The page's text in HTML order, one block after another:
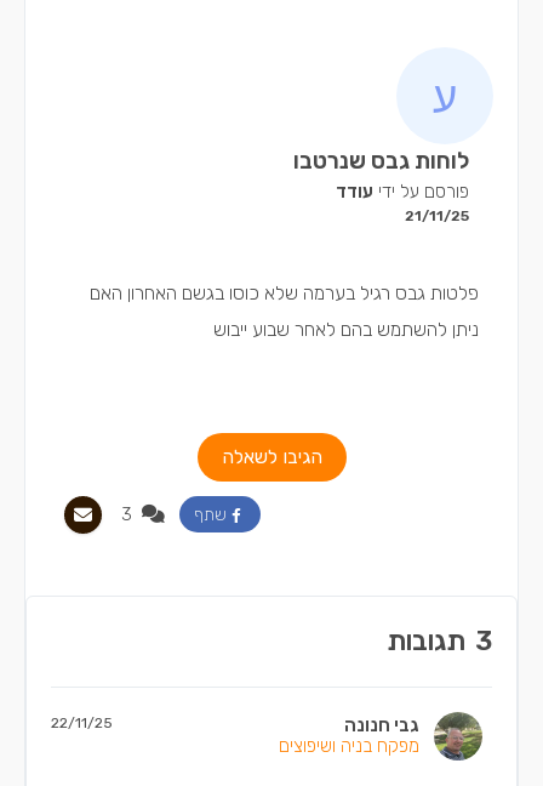
לוחות גבס שנרטבו
פורסם על ידי עודד
21/11/25
פלטות גבס רגיל בערמה שלא כוסו בגשם האחרון האם
ניתן להשתמש בהם לאחר שבוע ייבוש
הגיבו לשאלה
שתף
3 תגובות
גבי חנונה
מפקח בניה ושיפוצים
22/11/25